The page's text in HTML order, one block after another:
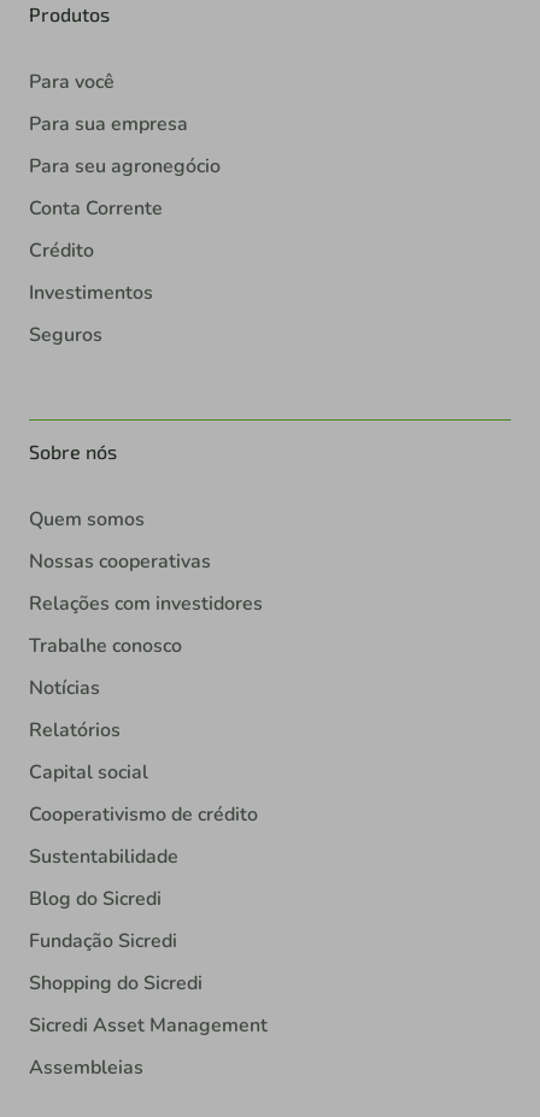
Produtos
Para você
Para sua empresa
Para seu agronegócio
Conta Corrente
Crédito
Investimentos
Seguros
Sobre nós
Quem somos
Nossas cooperativas
Relações com investidores
Trabalhe conosco
Notícias
Relatórios
Capital social
Cooperativismo de crédito
Sustentabilidade
Blog do Sicredi
Fundação Sicredi
Shopping do Sicredi
Sicredi Asset Management
Assembleias